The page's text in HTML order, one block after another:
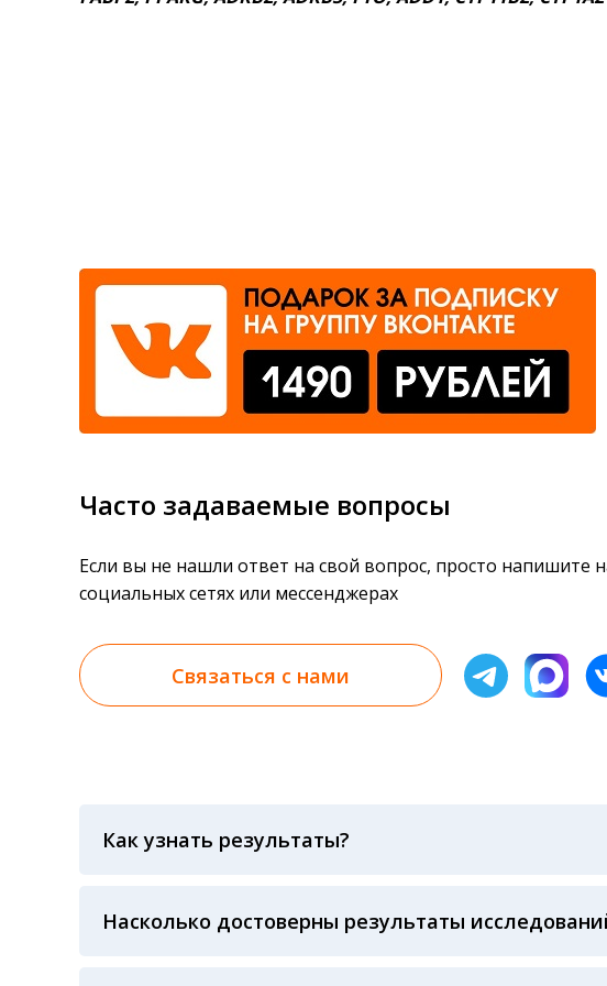
Часто задаваемые вопросы
Если вы не нашли ответ на свой вопрос, просто напишите
социальных сетях или мессенджерах
Связаться с нами
Как узнать результаты?
анализов при предъявлении паспорта или чека об
Насколько достоверны результаты
Гарантия качества лабораторных тестов